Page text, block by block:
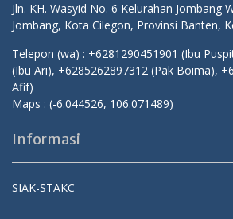
Jln. KH. Wasyid No. 6 Kelurahan Jombang
Jombang, Kota Cilegon, Provinsi Banten,
Telepon (wa) : +6281290451901 (Ibu
(Ibu Ari), +6285262897312 (Pak Boima),
Afif)
Maps : (-6.044526, 106.071489)
Informasi
SIAK-STAKC